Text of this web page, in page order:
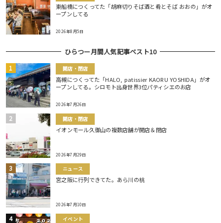
東船橋につくってた「胡麻切りそば酒と肴とそば おおの」がオ
ープンしてる
2026年8月5日
ひらつー月間人気記事ベスト10
開店・閉店
高槻につくってた「HALO, patissier KAORU YOSHIDA」がオ
ープンしてる。シロモト出身世界3位パティシエのお店
2026年7月26日
開店・閉店
イオンモール久御山の複数店舗が開店＆閉店
2026年7月29日
ニュース
宮之阪に行列できてた。あら川の桃
2026年7月10日
イベント